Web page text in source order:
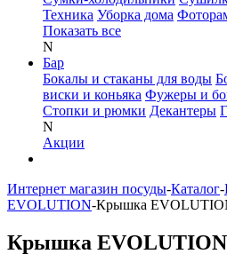
Техника Уборка дома
Показать все
N
Бар
Бокалы и стаканы для воды
виски и коньяка Фужеры и
Стопки и рюмки Декантеры
N
Акции
Интернет магазин посуды-Каталог-
EVOLUTION-Крышка
Крышка EVOLUTION